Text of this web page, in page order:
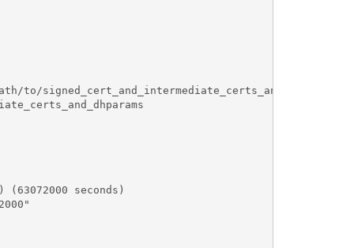
to/signed_cert_and_intermediate_certs_and_dhparams
(63072000 seconds)